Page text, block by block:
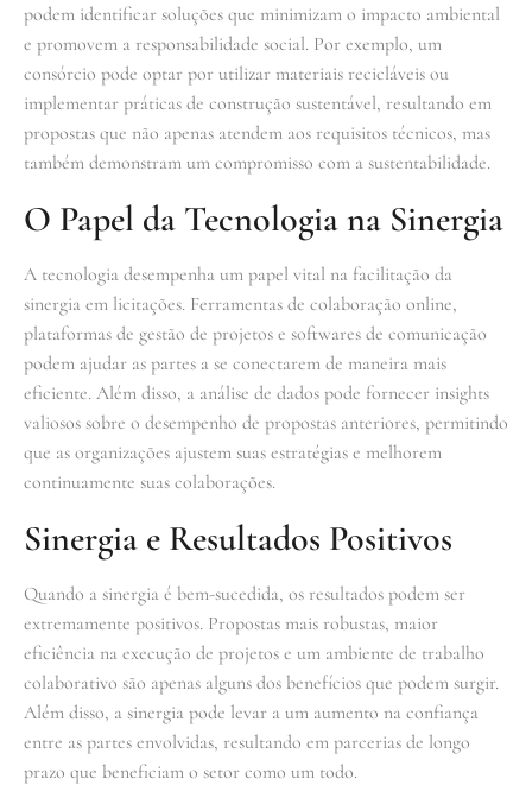
podem identificar soluções que minimizam o impacto ambiental
e promovem a responsabilidade social. Por exemplo, um
consórcio pode optar por utilizar materiais recicláveis ou
implementar práticas de construção sustentável, resultando em
propostas que não apenas atendem aos requisitos técnicos, mas
também demonstram um compromisso com a sustentabilidade.
O Papel da Tecnologia na Sinergia
A tecnologia desempenha um papel vital na facilitação da
sinergia em licitações. Ferramentas de colaboração online,
plataformas de gestão de projetos e softwares de comunicação
podem ajudar as partes a se conectarem de maneira mais
eficiente. Além disso, a análise de dados pode fornecer insights
valiosos sobre o desempenho de propostas anteriores, permitindo
que as organizações ajustem suas estratégias e melhorem
continuamente suas colaborações.
Sinergia e Resultados Positivos
Quando a sinergia é bem-sucedida, os resultados podem ser
extremamente positivos. Propostas mais robustas, maior
eficiência na execução de projetos e um ambiente de trabalho
colaborativo são apenas alguns dos benefícios que podem surgir.
Além disso, a sinergia pode levar a um aumento na confiança
entre as partes envolvidas, resultando em parcerias de longo
prazo que beneficiam o setor como um todo.